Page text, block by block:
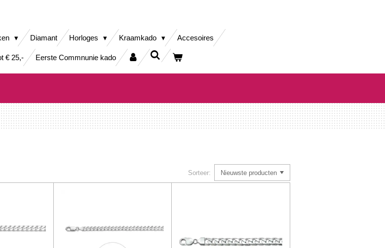
Diamant Horloges Kraamkado Accesoires
€ 25,- Eerste Commnunie kado
Sorteer: